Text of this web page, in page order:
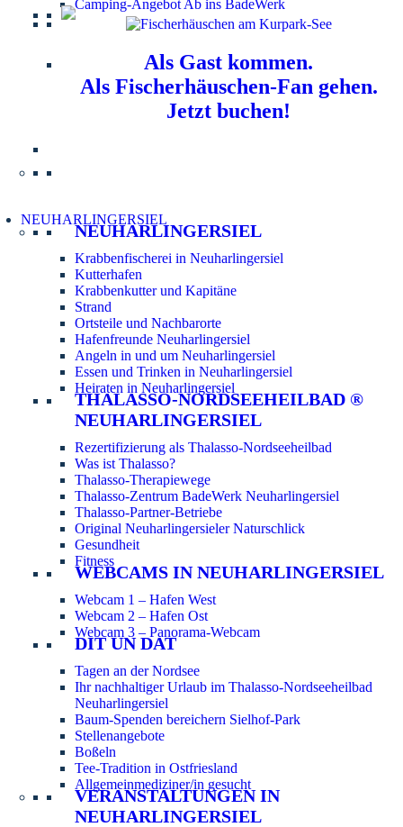
Camping-Angebot Ab ins BadeWerk
Als Gast kommen.
Als Fischerhäuschen-Fan gehen.
Jetzt buchen!
NEUHARLINGERSIEL
NEUHARLINGERSIEL
Krabbenfischerei in Neuharlingersiel
Kutterhafen
Krabbenkutter und Kapitäne
Strand
Ortsteile und Nachbarorte
Hafenfreunde Neuharlingersiel
Angeln in und um Neuharlingersiel
Essen und Trinken in Neuharlingersiel
Heiraten in Neuharlingersiel
THALASSO-NORDSEEHEILBAD ®
NEUHARLINGERSIEL
Rezertifizierung als Thalasso-Nordseeheilbad
Was ist Thalasso?
Thalasso-Therapiewege
Thalasso-Zentrum BadeWerk Neuharlingersiel
Thalasso-Partner-Betriebe
Original Neuharlingersieler Naturschlick
Gesundheit
Fitness
WEBCAMS IN NEUHARLINGERSIEL
Webcam 1 – Hafen West
Webcam 2 – Hafen Ost
Webcam 3 – Panorama-Webcam
DIT UN DAT
Tagen an der Nordsee
Ihr nachhaltiger Urlaub im Thalasso-Nordseeheilbad
Neuharlingersiel
Baum-Spenden bereichern Sielhof-Park
Stellenangebote
Boßeln
Tee-Tradition in Ostfriesland
Allgemeinmediziner/in gesucht
VERANSTALTUNGEN IN
NEUHARLINGERSIEL